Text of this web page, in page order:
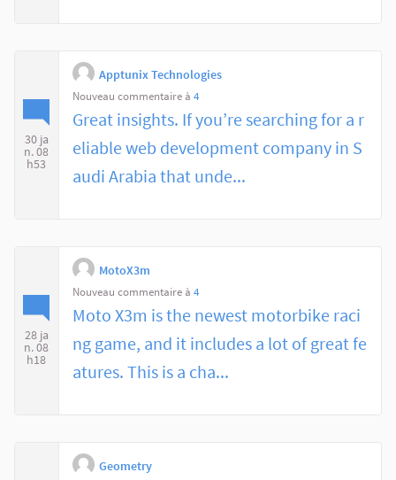
30 ja
n. 08
h53
Apptunix Technologies
Nouveau commentaire à 4
Great insights. If you’re searching for a r
eliable web development company in S
audi Arabia that unde...
28 ja
n. 08
h18
MotoX3m
Nouveau commentaire à 4
Moto X3m is the newest motorbike raci
ng game, and it includes a lot of great fe
atures. This is a cha...
Geometry